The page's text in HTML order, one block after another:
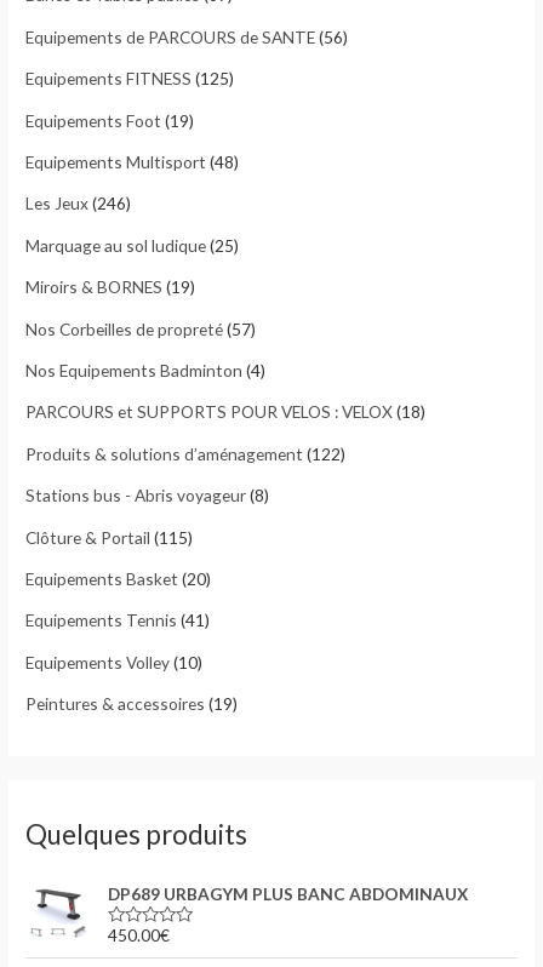
u
r
Equipements de PARCOURS de SANTE(56)
Equipements FITNESS (125)
Equipements Foot (19)
Equipements Multisport (48)
Les Jeux(246)
Marquage au sol ludique(25)
Miroirs & BORNES (19)
Nos Corbeilles de propreté(57)
Nos Equipements Badminton (4)
PARCOURS et SUPPORTS POUR VELOS : VELOX(18)
Produits & solutions d’aménagement (122)
Stations bus - Abris voyageur(8)
Clôture & Portail (115)
Equipements Basket (20)
Equipements Tennis (41)
Equipements Volley(10)
Peintures & accessoires (19)
Quelques produits
DP689 URBAGYM PLUS BANC ABDOMINAUX
N
o
450.00€